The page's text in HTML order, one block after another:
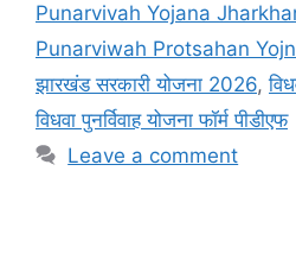
Punarvivah Yojana
Punarviwah Protsahan
झारखंड सरकारी योजना 2026,
विधवा पुनर्विवाह योजना फॉर्म पीडीएफ
Leave a comment